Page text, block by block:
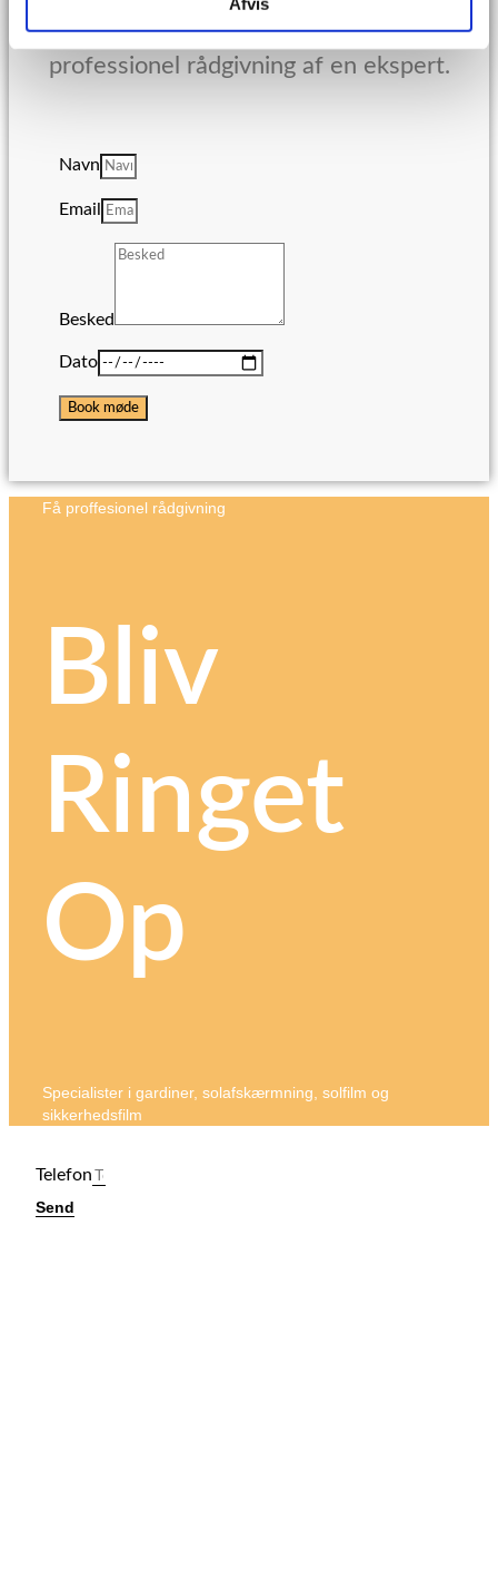
Vælg en dato fra kalenderen og få
professionel rådgivning af en ekspert.
Navn
Email
Besked
Dato
Book møde
Få proffesionel rådgivning
Bliv
Ringet
Op
Specialister i gardiner, solafskærmning, solfilm og
sikkerhedsfilm
Telefon
Send